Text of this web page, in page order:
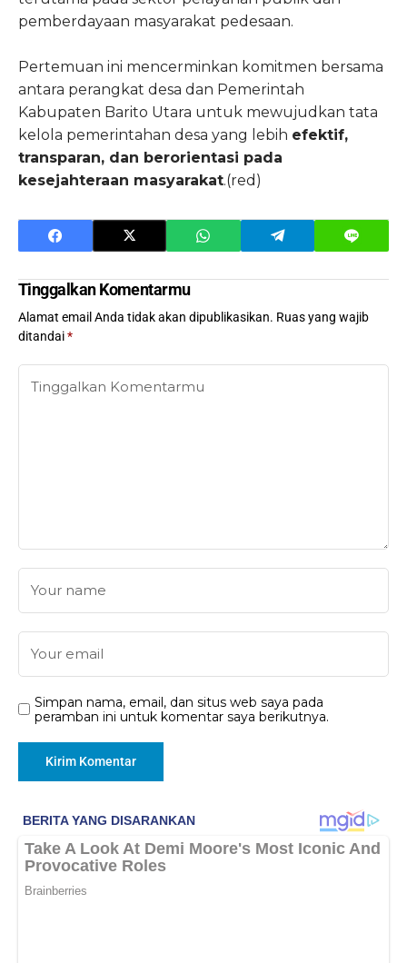
pemberdayaan masyarakat pedesaan.
Pertemuan ini mencerminkan komitmen bersama
antara perangkat desa dan Pemerintah
Kabupaten Barito Utara untuk mewujudkan tata
kelola pemerintahan desa yang lebih efektif,
transparan, dan berorientasi pada
kesejahteraan masyarakat.(red)
Tinggalkan Komentarmu
Alamat email Anda tidak akan dipublikasikan. Ruas yang wajib
ditandai*
Simpan nama, email, dan situs web saya pada
peramban ini untuk komentar saya berikutnya.